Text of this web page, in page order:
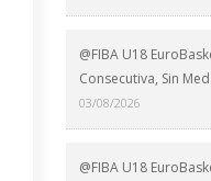
@FIBA U18
Consecutiva, Sin
03/08/2026
@FIBA U18